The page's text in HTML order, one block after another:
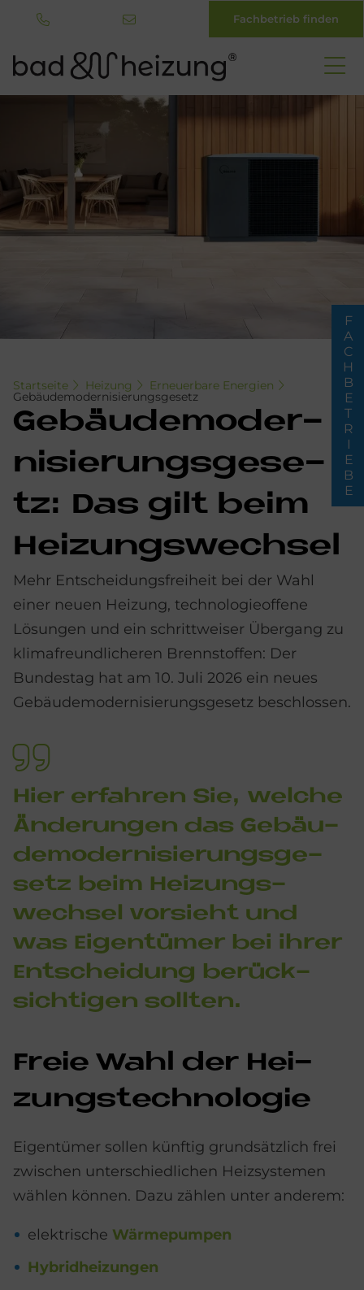
Fachbetrieb finden
Startseite Heizung Erneuerbare Energien
Gebäudemodernisierungsgesetz
Ge­bäu­de­mo­der­
ni­sie­rungs­ge­se­
tz: Das gilt beim
Hei­zungs­wech­sel
Mehr Entscheidungsfreiheit bei der Wahl
einer neuen Heizung, technologieoffene
Lösungen und ein schrittweiser Übergang zu
klimafreundlicheren Brennstoffen: Der
Bundestag hat am 10. Juli 2026 ein neues
Gebäudemodernisierungsgesetz beschlossen.
Hier er­fah­ren Sie, wel­che
Än­de­run­gen das Ge­bäu­
de­mo­der­ni­sie­rungs­ge­
se­tz beim Hei­zungs­
wech­sel vor­sieht und
was Ei­gen­tü­mer bei ih­rer
Ent­schei­dung be­rück­
sich­ti­gen soll­ten.
Freie Wahl der Hei­
zungs­tech­no­lo­gie
Eigentümer sollen künftig grundsätzlich frei
zwischen unterschiedlichen Heizsystemen
wählen können. Dazu zählen unter anderem:
elektrische Wärmepumpen
Hybridheizungen
FACHBETRIEBE